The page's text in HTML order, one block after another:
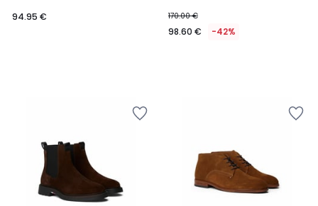
94.95 € 170.00 €
98.60 € -42%